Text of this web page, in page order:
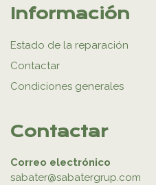
Información
Estado de la reparación
Contactar
Condiciones generales
Contactar
Correo electrónico
sabater@sabatergrup.com